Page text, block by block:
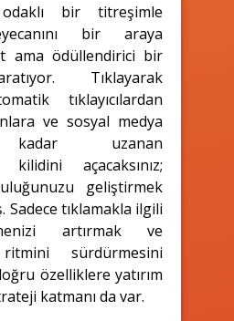
bir titreşimle
bir araya
ama ödüllendirici bir
Tıklayarak
tıklayıcılardan
ve sosyal medya
kadar uzanan
kilidini açacaksınız;
geliştirmek
Sadece tıklamakla ilgili
artırmak ve
sürdürmesini
özelliklere yatırım
katmanı da var.